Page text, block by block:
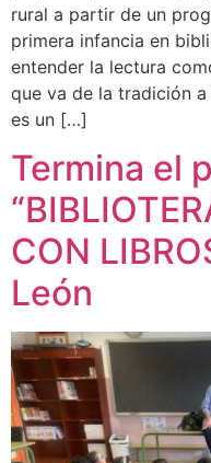
rural a partir de un
primera infancia en
entender la lectura
que va de la tradición
es un […]
Termina el
CON
León